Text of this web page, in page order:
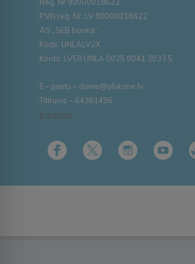
PVN reģ. Nr. LV 90000018622
AS „SEB banka”
Kods: UNLALV2X
Konts: LV58 UNLA 0025 0041 3033 5
E – pasts – dome@aluksne.lv
Tālrunis – 64381496
E-adrese